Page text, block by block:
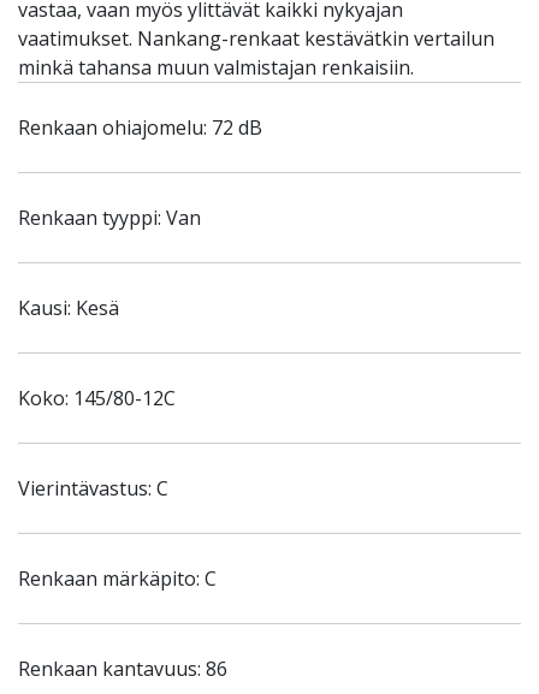
vastaa, vaan myös ylittävät kaikki nykyajan
vaatimukset. Nankang-renkaat kestävätkin vertailun
minkä tahansa muun valmistajan renkaisiin.
Renkaan ohiajomelu: 72 dB
Renkaan tyyppi: Van
Kausi: Kesä
Koko: 145/80-12C
Vierintävastus: C
Renkaan märkäpito: C
Renkaan kantavuus: 86